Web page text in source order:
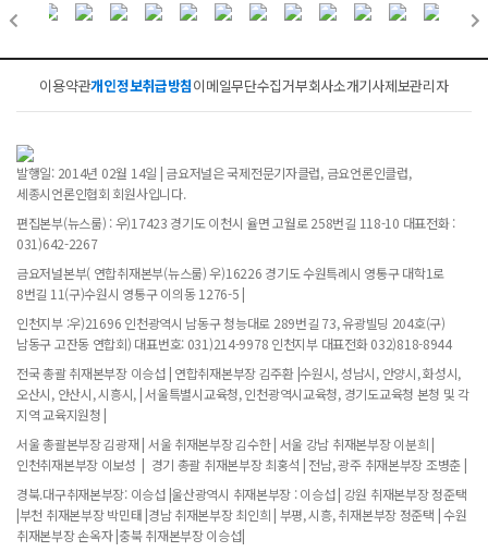
이용약관개인정보취급방침이메일무단수집거부회사소개기사제보관리자
발행일: 2014년 02월 14일 | 금요저널은 국제전문기자클럽, 금요언론인클럽,
세종시언론인협회 회원사입니다.
편집본부(뉴스룸) : 우)17423 경기도 이천시 율면 고월로 258번길 118-10 대표전화 :
031)642-2267
금요저널본부( 연합취재본부(뉴스룸) 우)16226 경기도 수원특례시 영통구 대학1로
8번길 11(구)수원시 영통구 이의동 1276-5 |
인천지부 :우)21696 인천광역시 남동구 청능대로 289번길 73, 유광빌딩 204호(구)
남동구 고잔동 연합회) 대표번호: 031)214-9978 인천지부 대표전화 032)818-8944
전국 총괄 취재본부장 이승섭 | 연합취재본부장 김주환 |수원시, 성남시, 안양시, 화성시,
오산시, 안산시, 시흥시, | 서울특별시교육청, 인천광역시교육청, 경기도교육청 본청 및 각
지역 교육지원청 |
서울 총괄본부장 김광재 | 서울 취재본부장 김수한 | 서울 강남 취재본부장 이분희 |
인천취재본부장 이보성 | 경기 총괄 취재본부장 최홍석 | 전남, 광주 취재본부장 조병춘 |
경북.대구취재본부장: 이승섭 |울산광역시 취재본부장 : 이승섭 | 강원 취재본부장 정준택
|부천 취재본부장 박민태 |경남 취재본부장 최인희 | 부평, 시흥, 취재본부장 정준택 | 수원
취재본부장 손옥자 |충북 취재본부장 이승섭|